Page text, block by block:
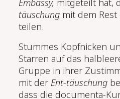
täuschung mit dem
teilen.
Stummes Kopfnicken
Starren auf das
Gruppe in ihrer
mit der Ent-täuschung
dass die documenta-